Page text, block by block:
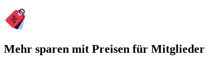
Mehr sparen mit Preisen für Mitglieder